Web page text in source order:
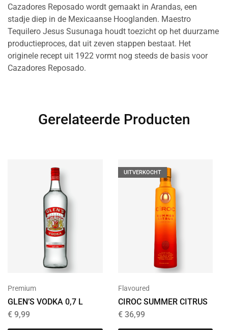
Cazadores Reposado wordt gemaakt in Arandas, een
stadje diep in de Mexicaanse Hooglanden. Maestro
Tequilero Jesus Susunaga houdt toezicht op het duurzame
productieproces, dat uit zeven stappen bestaat. Het
originele recept uit 1922 vormt nog steeds de basis voor
Cazadores Reposado.
Gerelateerde Producten
Premium
GLEN’S VODKA 0,7 L
€ 9,99
UITVERKOCHT
Flavoured
CIROC SUMMER CITRUS
€36,99